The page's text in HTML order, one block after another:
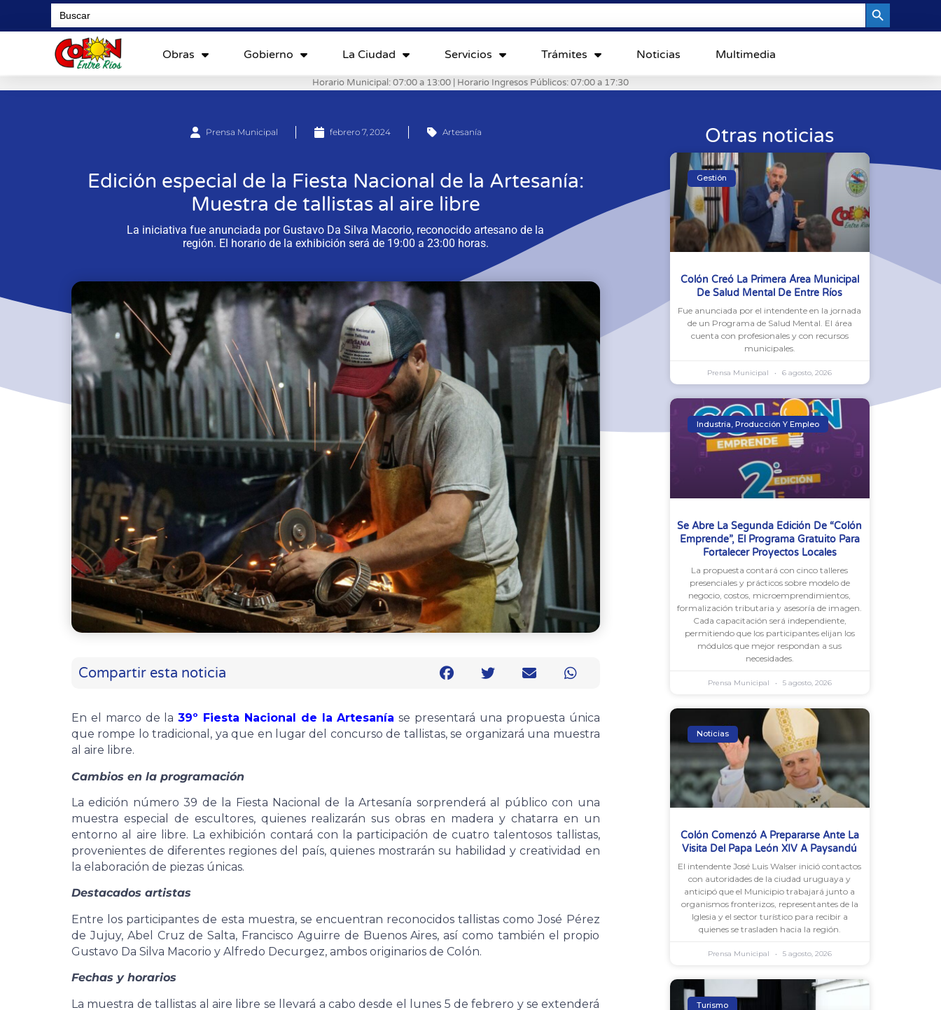
Search
for:
Obras Gobierno La Ciudad Servicios Trámites Noticias Multimedia
Horario Municipal: 07:00 a 13:00 | Horario Ingresos Públicos: 07:00 a 17:30
Prensa Municipal febrero 7, 2024 Artesanía
Edición especial de la Fiesta Nacional de la Artesanía:
Muestra de tallistas al aire libre
La iniciativa fue anunciada por Gustavo Da Silva Macorio, reconocido artesano de la
región. El horario de la exhibición será de 19:00 a 23:00 horas.
Compartir esta noticia
En el marco de la39º Fiesta Nacional de la Artesanía se presentará una propuesta única
que rompe lo tradicional, ya que en lugar del concurso de tallistas, se organizará una muestra
al aire libre.
Cambios en la programación
La edición número 39 de la Fiesta Nacional de la Artesanía sorprenderá al público con una
muestra especial de escultores, quienes realizarán sus obras en madera y chatarra en un
entorno al aire libre. La exhibición contará con la participación de cuatro talentosos tallistas,
provenientes de diferentes regiones del país, quienes mostrarán su habilidad y creatividad en
la elaboración de piezas únicas.
Destacados artistas
Entre los participantes de esta muestra, se encuentran reconocidos tallistas como José Pérez
de Jujuy, Abel Cruz de Salta, Francisco Aguirre de Buenos Aires, así como también el propio
Gustavo Da Silva Macorio y Alfredo Decurgez, ambos originarios de Colón.
Fechas y horarios
La muestra de tallistas al aire libre se llevará a cabo desde el lunes 5 de febrero y se extenderá
Otras noticias
Gestión
Colón Creó La Primera Área Municipal
De Salud Mental De Entre Ríos
Fue anunciada por el intendente en la jornada
de un Programa de Salud Mental. El área
cuenta con profesionales y con recursos
municipales.
Prensa Municipal 6 agosto, 2026
Industria, Producción Y Empleo
Se Abre La Segunda Edición De “Colón
Emprende”, El Programa Gratuito Para
Fortalecer Proyectos Locales
La propuesta contará con cinco talleres
presenciales y prácticos sobre modelo de
negocio, costos, microemprendimientos,
formalización tributaria y asesoría de imagen.
Cada capacitación será independiente,
permitiendo que los participantes elijan los
módulos que mejor respondan a sus
necesidades.
Prensa Municipal 5 agosto, 2026
Noticias
Colón Comenzó A Prepararse Ante La
Visita Del Papa León XIV A Paysandú
El intendente José Luis Walser inició contactos
con autoridades de la ciudad uruguaya y
anticipó que el Municipio trabajará junto a
organismos fronterizos, representantes de la
Iglesia y el sector turístico para recibir a
quienes se trasladen hacia la región.
Prensa Municipal 5 agosto, 2026
Turismo